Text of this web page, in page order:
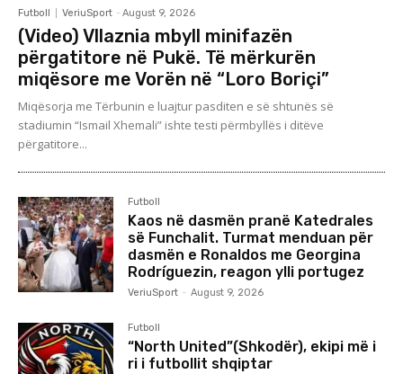
Futboll VeriuSport - August 9, 2026
(Video) Vllaznia mbyll minifazën
përgatitore në Pukë. Të mërkurën
miqësore me Vorën në “Loro Boriçi”
Miqësorja me Tërbunin e luajtur pasditen e së shtunës së
stadiumin “Ismail Xhemali” ishte testi përmbyllës i ditëve
përgatitore...
Futboll
Kaos në dasmën pranë Katedrales
së Funchalit. Turmat menduan për
dasmën e Ronaldos me Georgina
Rodríguezin, reagon ylli portugez
VeriuSport - August 9, 2026
Futboll
“North United”(Shkodër), ekipi më i
ri i futbollit shqiptar